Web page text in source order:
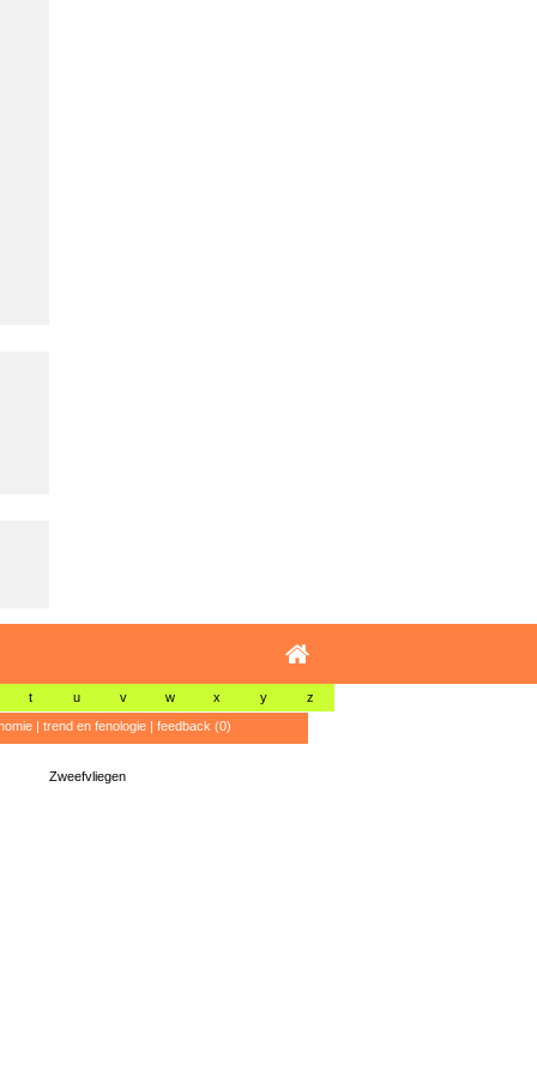
t u v w x y z
| trend en fenologie| feedback (0)
Zweefvliegen